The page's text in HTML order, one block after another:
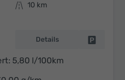
Kilometerstand 10 km
Details
5,80 l/100km